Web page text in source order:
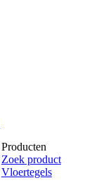
Producten
Zoek product
Vloertegels